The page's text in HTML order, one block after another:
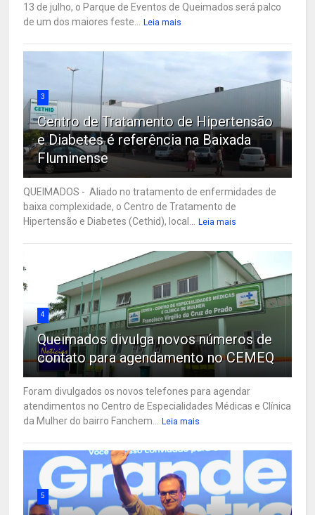
13 de julho, o Parque de Eventos de Queimados será palco
de um dos maiores feste...
Leia mais
3
Centro de Tratamento de Hipertensão
e Diabetes é referência na Baixada
Fluminense
QUEIMADOS - Aliado no tratamento de enfermidades de
baixa complexidade, o Centro de Tratamento de
Hipertensão e Diabetes (Cethid), local...
Leia mais
4
Queimados divulga novos números de
contato para agendamento no CEMEQ
Foram divulgados os novos telefones para agendar
atendimentos no Centro de Especialidades Médicas e Clínica
da Mulher do bairro Fanchem...
Leia mais
5